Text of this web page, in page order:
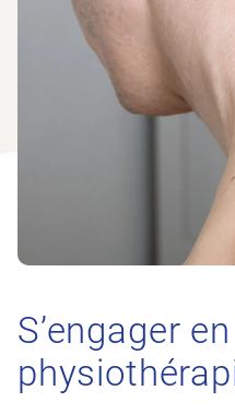
S’engager